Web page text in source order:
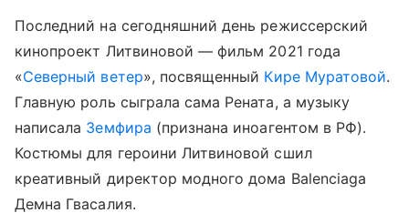
Последний на сегодняшний день режиссерский
кинопроект Литвиновой — фильм 2021 года
«Северный ветер», посвященный Кире Муратовой.
Главную роль сыграла сама Рената, а музыку
написала Земфира (признана иноагентом в РФ).
Костюмы для героини Литвиновой сшил
креативный директор модного дома Balenciaga
Демна Гвасалия.